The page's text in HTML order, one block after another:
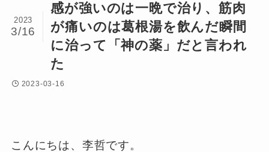
感が強いのは一晩で治り、筋肉
が痛いのは葛根湯を飲んだ瞬間
に治って「神の薬」だと言われ
た
2023
3/16
2023-03-16
こんにちは、李哲です。